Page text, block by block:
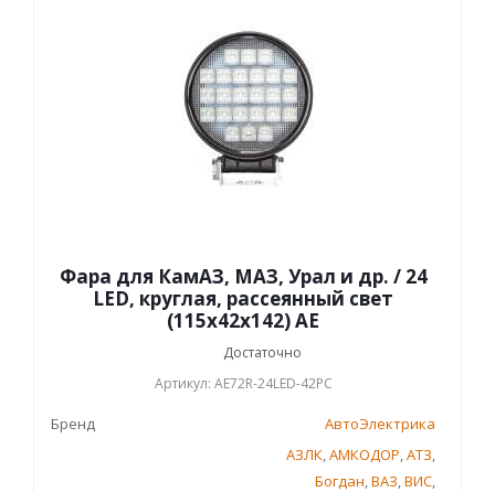
Фара для КамАЗ, МАЗ, Урал и др. / 24
LED, круглая, рассеянный свет
(115х42х142) АЕ
Достаточно
Артикул: AE72R-24LED-42PC
Бренд АвтоЭлектрика
АЗЛК,АМКОДОР,АТЗ,
Богдан,ВАЗ,ВИС,